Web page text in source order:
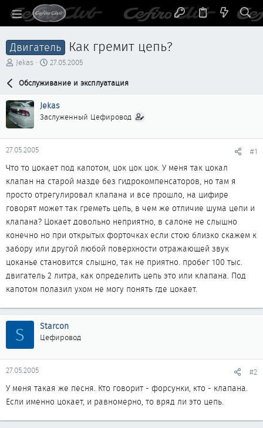
Двигатель Как гремит цепь?
А
р
т
е
м
ы
Jekas
Д
т
н
а
а
27.05.2005
Обслуживание и эксплуатация
Jekas
Заслуженный Цефировод
27.05.2005 #1
Что то цокает под капотом, цок цок цок. У меня так цокал
клапан на старой мазде без гидрокомпенсаторов, но там я
просто отрегулировал клапана и все прошло, на цифире
говорят может так греметь цепь, в чем же отличие шума цепи и
клапана? Цокает довольно неприятно, в салоне не слышно
конечно но при открытых форточках если стою близко скажем к
забору или другой любой поверхности отражающей звук
цоканье становится слышно, так не приятно. пробег 100 тыс.
двигатель 2 литра, как определить цепь это или клапана. Под
капотом полазил ухом не могу понять где цокает.
S Starcon
Цефировод
27.05.2005 #2
У меня такая же песня. Кто говорит - форсунки, кто - клапана.
Если именно цокает, и равномерно, то вряд ли это цепь.